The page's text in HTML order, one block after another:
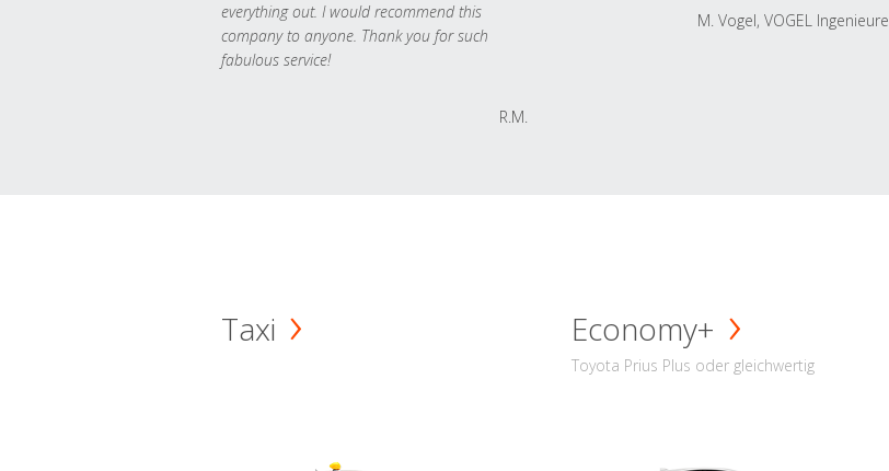
everything out. I would recommend this
company to anyone. Thank you for such
fabulous service!
R.M.
M. Vogel, VOGEL Ingenieure
Taxi Economy+
Toyota Prius Plus oder gleichwertig